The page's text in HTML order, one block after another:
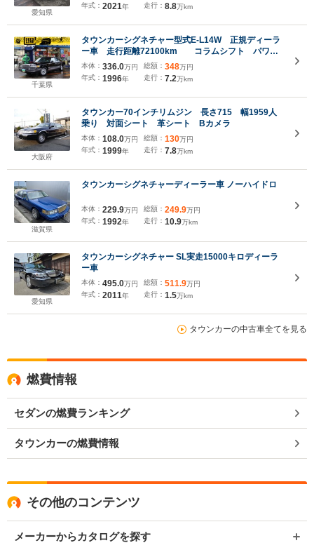
愛知県
年式： 2021年
走行： 8.8万km
千葉県
タウンカーシグネチャー型式E-L14W 正規ディーラ
ー車 走行距離72100km コラムシフト パワー
ウィンドウ フロアマット 15インチ純正アルミホイ
ール 整備記録簿付 取扱説明書付 整備点検 安心
50保証
本体： 336.0万円
年式： 1996年
総額： 348万円
走行： 7.2万km
大阪府
タウンカー70インチリムジン 長さ715 幅1959人
乗り 対面シート 革シート Bカメラ
本体： 108.0万円
年式： 1999年
総額： 130万円
走行： 7.8万km
滋賀県
タウンカーシグネチャーディーラー車 ノーハイドロ
本体： 229.9万円
年式： 1992年
総額： 249.9万円
走行： 10.9万km
愛知県
タウンカーシグネチャー SL実走15000キロディーラ
ー車
本体： 495.0万円
年式： 2011年
総額： 511.9万円
走行： 1.5万km
タウンカーの中古車全てを見る
燃費情報
セダンの燃費ランキング
タウンカーの燃費情報
その他のコンテンツ
メーカーからカタログを探す